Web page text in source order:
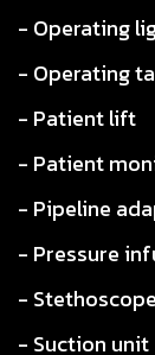
- Operating
- Operating
- Patient lift
- Patient
- Pipeline
- Pressure
- Stethoscope
- Suction unit